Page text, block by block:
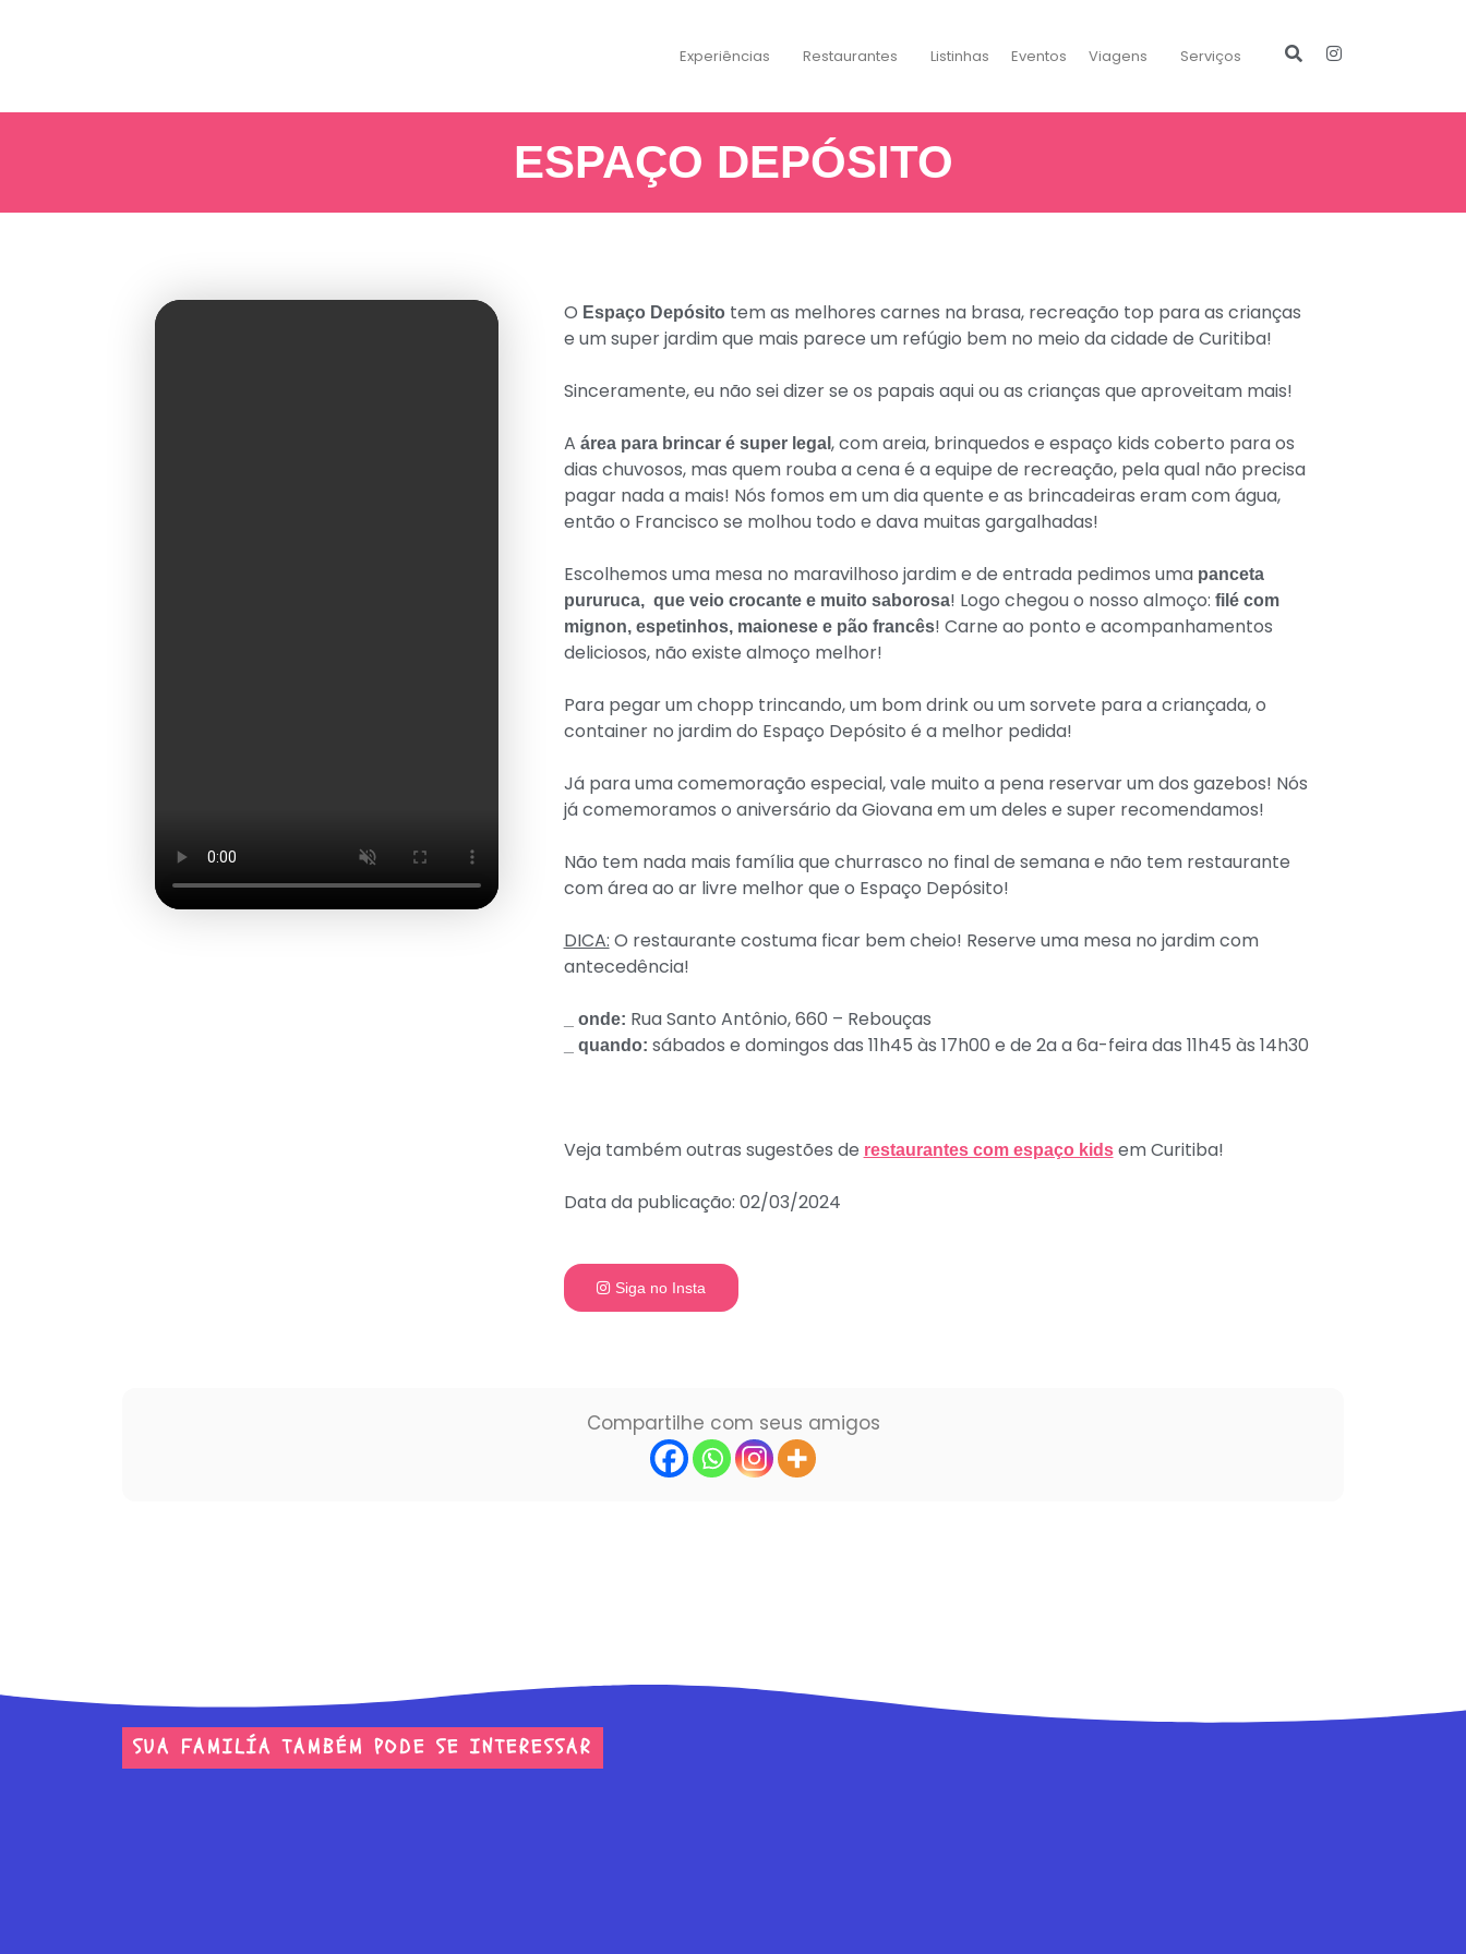
Experiências Restaurantes Listinhas Eventos Viagens Serviços
ESPAÇO DEPÓSITO
O Espaço Depósitotem as melhores carnes na brasa, recreação top para as crianças
e um super jardim que mais parece um refúgio bem no meio da cidade de Curitiba!
Sinceramente, eu não sei dizer se os papais aqui ou as crianças que aproveitam mais!
A área para brincar é super legal , com areia, brinquedos e espaço kids coberto para os
dias chuvosos, mas quem rouba a cena é a equipe de recreação, pela qual não precisa
pagar nada a mais! Nós fomos em um dia quente e as brincadeiras eram com água,
então o Francisco se molhou todo e dava muitas gargalhadas!
Escolhemos uma mesa no maravilhoso jardim e de entrada pedimos uma panceta
pururuca, que veio crocante e muito saborosa! Logo chegou o nosso almoço: filé com
mignon, espetinhos, maionese e pão francês! Carne ao ponto e acompanhamentos
deliciosos, não existe almoço melhor!
Para pegar um chopp trincando, um bom drink ou um sorvete para a criançada, o
container no jardim do Espaço Depósito é a melhor pedida!
Já para uma comemoração especial, vale muito a pena reservar um dos gazebos! Nós
já comemoramos o aniversário da Giovana em um deles e super recomendamos!
Não tem nada mais família que churrasco no final de semana e não tem restaurante
com área ao ar livre melhor que o Espaço Depósito!
DICA: O restaurante costuma ficar bem cheio! Reserve uma mesa no jardim com
antecedência!
_ onde: Rua Santo Antônio, 660 – Rebouças
_ quando: sábados e domingos das 11h45 às 17h00 e de 2a a 6a-feira das 11h45 às 14h30
Veja também outras sugestões de restaurantes com espaço kidsem Curitiba!
Data da publicação: 02/03/2024
Siga no Insta
Compartilhe com seus amigos
SUA FAMILÍA TAMBÉM PODE SE INTERESSAR